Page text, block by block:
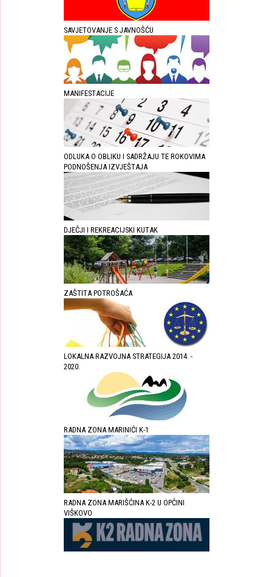
SAVJETOVANJE S JAVNOŠĆU
MANIFESTACIJE
ODLUKA O OBLIKU I SADRŽAJU TE ROKOVIMA
PODNOŠENJA IZVJEŠTAJA
DJEČJI I REKREACIJSKI KUTAK
ZAŠTITA POTROŠAĆA
LOKALNA RAZVOJNA STRATEGIJA 2014. -
2020.
RADNA ZONA MARINIĆI K-1
RADNA ZONA MARIŠĆINA K-2 U OPĆINI
VIŠKOVO